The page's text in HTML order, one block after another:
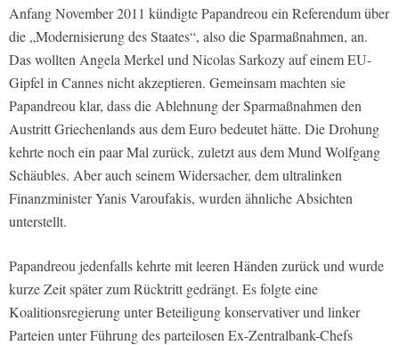
Anfang November 2011 kündigte Papandreou ein Referendum über
die „Modernisierung des Staates“, also die Sparmaßnahmen, an.
Das wollten Angela Merkel und Nicolas Sarkozy auf einem EU-
Gipfel in Cannes nicht akzeptieren. Gemeinsam machten sie
Papandreou klar, dass die Ablehnung der Sparmaßnahmen den
Austritt Griechenlands aus dem Euro bedeutet hätte. Die Drohung
kehrte noch ein paar Mal zurück, zuletzt aus dem Mund Wolfgang
Schäubles. Aber auch seinem Widersacher, dem ultralinken
Finanzminister Yanis Varoufakis, wurden ähnliche Absichten
unterstellt.
Papandreou jedenfalls kehrte mit leeren Händen zurück und wurde
kurze Zeit später zum Rücktritt gedrängt. Es folgte eine
Koalitionsregierung unter Beteiligung konservativer und linker
Parteien unter Führung des parteilosen Ex-Zentralbank-Chefs